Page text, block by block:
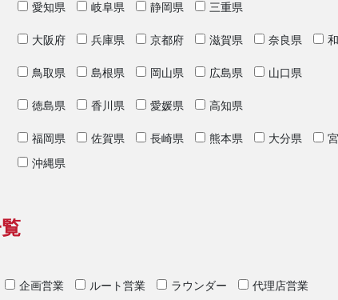
愛知県 岐阜県 静岡県 三重県
大阪府 兵庫県 京都府 滋賀県 奈良県
鳥取県 島根県 岡山県 広島県 山口県
徳島県 香川県 愛媛県 高知県
福岡県 佐賀県 長崎県 熊本県 大分県
沖縄県
企画営業 ルート営業 ラウンダー
代理店営業